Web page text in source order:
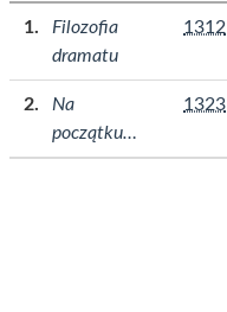
Filozofia
dramatu
1312
Na
początku…
1323